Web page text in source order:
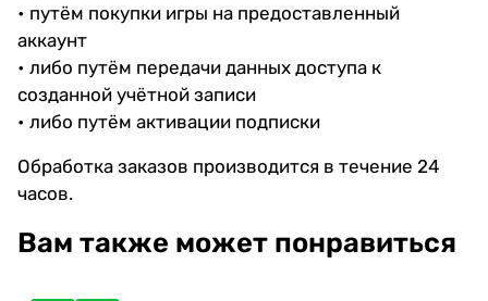
• путём покупки игры на предоставленный
аккаунт
• либо путём передачи данных доступа к
созданной учётной записи
• либо путём активации подписки
Обработка заказов производится в течение 24
часов.
Вам также может понравиться